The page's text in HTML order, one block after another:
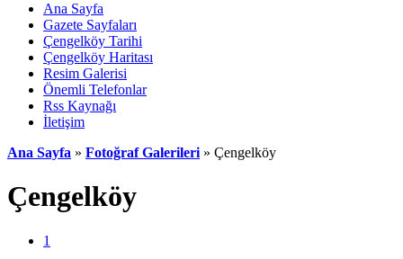
Ana Sayfa
Gazete Sayfaları
Çengelköy Tarihi
Çengelköy Haritası
Resim Galerisi
Önemli Telefonlar
Rss Kaynağı
İletişim
Ana Sayfa » Fotoğraf Galerileri » Çengelköy
Çengelköy
1